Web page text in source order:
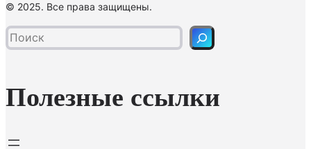
© 2025. Все права защищены.
о
и
Полезные ссылки